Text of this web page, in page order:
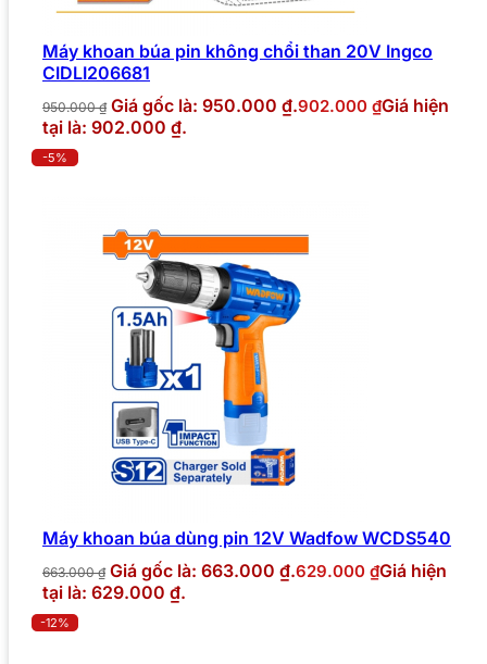
Máy khoan búa pin không chổi than 20V Ingco
CIDLI206681
950.000₫ Giá gốc là: 950.000 ₫.902.000 ₫Giá hiện
tại là: 902.000 ₫.
-5%
Máy khoan búa dùng pin 12V Wadfow WCDS540
663.000₫ Giá gốc là: 663.000 ₫.629.000 ₫Giá hiện
tại là: 629.000 ₫.
-12%